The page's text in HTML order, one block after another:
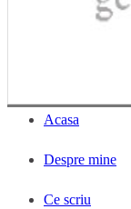
Acasa
Despre mine
Ce scriu